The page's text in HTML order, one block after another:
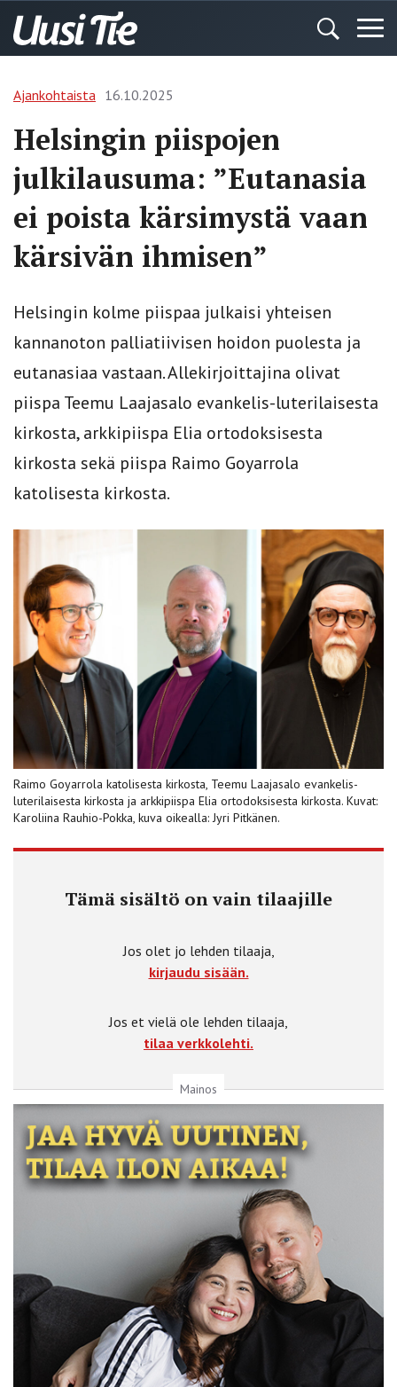
Ajankohtaista 16.10.2025
Helsingin piispojen
julkilausuma: ”Eutanasia
ei poista kärsimystä vaan
kärsivän ihmisen”
Helsingin kolme piispaa julkaisi yhteisen
kannanoton palliatiivisen hoidon puolesta ja
eutanasiaa vastaan. Allekirjoittajina olivat
piispa Teemu Laajasalo evankelis-luterilaisesta
kirkosta, arkkipiispa Elia ortodoksisesta
kirkosta sekä piispa Raimo Goyarrola
katolisesta kirkosta.
Raimo Goyarrola katolisesta kirkosta, Teemu Laajasalo evankelis-
luterilaisesta kirkosta ja arkkipiispa Elia ortodoksisesta kirkosta. Kuvat:
Karoliina Rauhio-Pokka, kuva oikealla: Jyri Pitkänen.
Tämä sisältö on vain tilaajille
Jos olet jo lehden tilaaja,
kirjaudu sisään.
Jos et vielä ole lehden tilaaja,
tilaa verkkolehti.
Mainos